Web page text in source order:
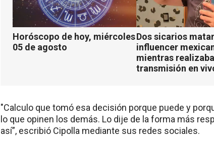
Horóscopo de hoy, miércoles
05 de agosto
Dos sicarios
influencer
mientras
transmisión en
"Calculo que tomó esa decisión porque puede y
lo que opinen los demás. Lo dije de la forma más
así”, escribió Cipolla mediante sus redes sociales.